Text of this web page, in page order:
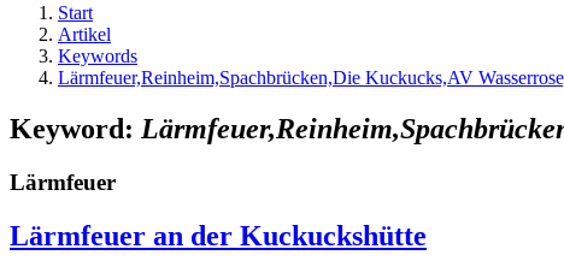
Start
Artikel
Keywords
Lärmfeuer,Reinheim,Spachbrücken,Die Kuckucks,AV
Keyword:
Lärmfeuer
Lärmfeuer an der Kuckuckshütte